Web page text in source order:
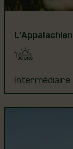
L’Appalachien
1
Intermédiaire